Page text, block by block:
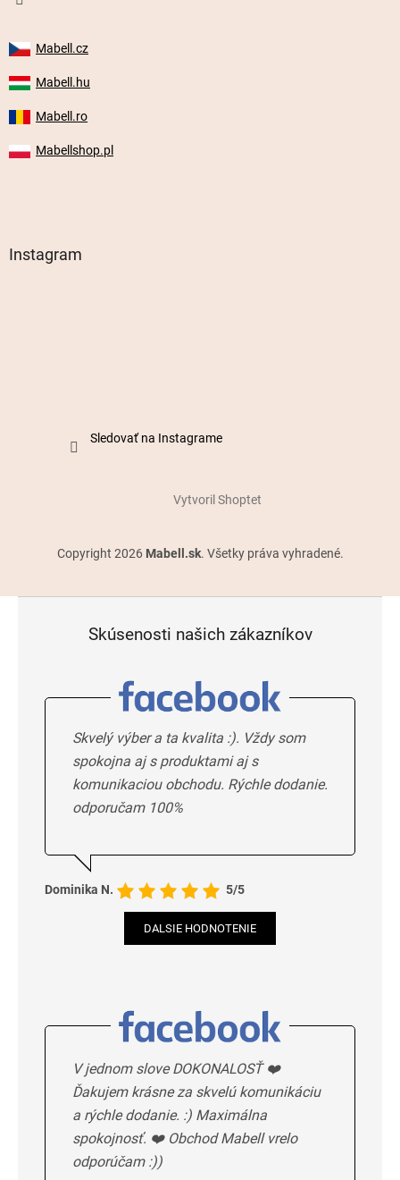
Mabell.cz
Mabell.hu
Mabell.ro
Mabellshop.pl
Instagram
Sledovať na Instagrame
Vytvoril Shoptet
Copyright 2026 Mabell.sk. Všetky práva vyhradené.
Skúsenosti našich zákazníkov
Skvelý výber a ta kvalita :). Vždy som
spokojna aj s produktami aj s
komunikaciou obchodu. Rýchle dodanie.
odporučam 100%
Dominika N. 5/5
DALSIE HODNOTENIE
V jednom slove DOKONALOSŤ ❤️
Ďakujem krásne za skvelú komunikáciu
a rýchle dodanie. :) Maximálna
spokojnosť. ❤️ Obchod Mabell vrelo
odporúčam :))